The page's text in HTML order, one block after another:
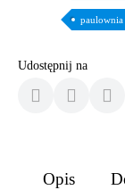
paulownia
Udostępnij na
Opis